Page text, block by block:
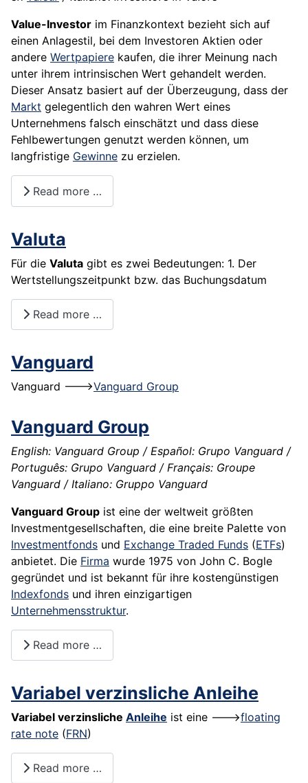
Value-Investor im Finanzkontext bezieht sich auf
einen Anlagestil, bei dem Investoren Aktien oder
andere Wertpapiere kaufen, die ihrer Meinung nach
unter ihrem intrinsischen Wert gehandelt werden.
Dieser Ansatz basiert auf der Überzeugung, dass der
Markt gelegentlich den wahren Wert eines
Unternehmens falsch einschätzt und dass diese
Fehlbewertungen genutzt werden können, um
langfristige Gewinne zu erzielen.
Read more …
Valuta
Für die Valuta gibt es zwei Bedeutungen: 1. Der
Wertstellungszeitpunkt bzw. das Buchungsdatum
Read more …
Vanguard
Vanguard --->Vanguard Group
Vanguard Group
English: Vanguard Group / Español: Grupo Vanguard /
Português: Grupo Vanguard / Français: Groupe
Vanguard / Italiano: Gruppo Vanguard
Vanguard Group ist eine der weltweit größten
Investmentgesellschaften, die eine breite Palette von
Investmentfonds und Exchange Traded Funds (ETFs)
anbietet. Die Firma wurde 1975 von John C. Bogle
gegründet und ist bekannt für ihre kostengünstigen
Indexfonds und ihren einzigartigen
Unternehmensstruktur.
Read more …
Variabel verzinsliche Anleihe
Variabel verzinsliche Anleihe ist eine --->floating
rate note (FRN)
Read more …